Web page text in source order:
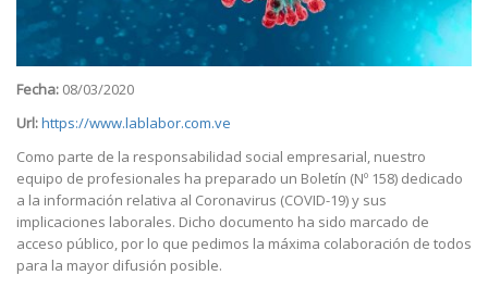
Fecha: 08/03/2020
Url:https://www.lablabor.com.ve
Como parte de la responsabilidad social empresarial, nuestro
equipo de profesionales ha preparado un Boletín (Nº 158) dedicado
a la información relativa al Coronavirus (COVID-19) y sus
implicaciones laborales. Dicho documento ha sido marcado de
acceso público, por lo que pedimos la máxima colaboración de todos
para la mayor difusión posible.